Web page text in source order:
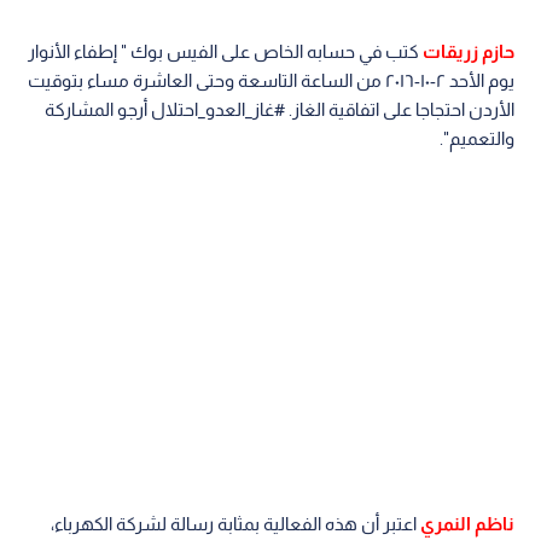
حازم زريقات كتب في حسابه الخاص على الفيس بوك " إطفاء الأنوار
يوم الأحد ٢-١٠-٢٠١٦ من الساعة التاسعة وحتى العاشرة مساء بتوقيت
الأردن احتجاجا على اتفاقية الغاز. #غاز_العدو_احتلال أرجو المشاركة
والتعميم".
ناظم النمري اعتبر أن هذه الفعالية بمثابة رسالة لشركة الكهرباء،